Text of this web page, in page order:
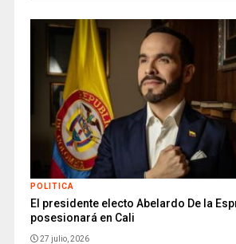
POLITICA
El presidente electo Abelardo De la
posesionará en Cali
27 julio, 2026